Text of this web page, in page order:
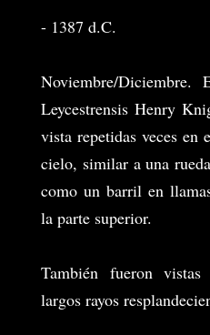
- 1387 d.C.
Noviembre/Diciembre.
Leycestrensis Henry
vista repetidas veces en
cielo, similar a una
como un barril en
la parte superior.
También fueron
largos rayos